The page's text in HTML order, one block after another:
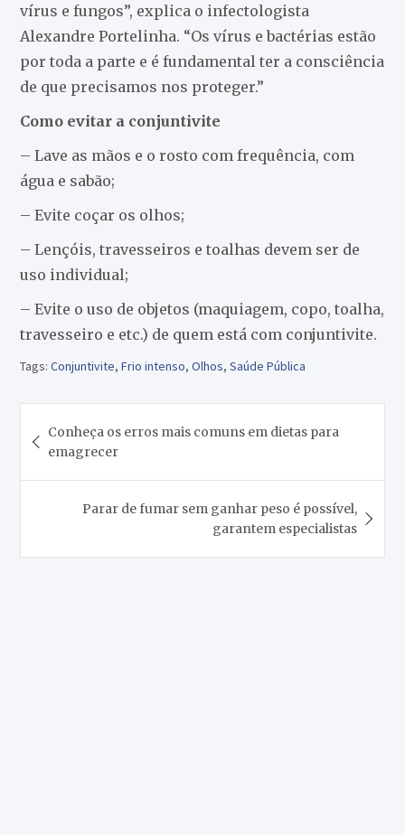
vírus e fungos”, explica o infectologista
Alexandre Portelinha. “Os vírus e bactérias estão
por toda a parte e é fundamental ter a consciência
de que precisamos nos proteger.”
Como evitar a conjuntivite
– Lave as mãos e o rosto com frequência, com
água e sabão;
– Evite coçar os olhos;
– Lençóis, travesseiros e toalhas devem ser de
uso individual;
– Evite o uso de objetos (maquiagem, copo, toalha,
travesseiro e etc.) de quem está com conjuntivite.
Tags: Conjuntivite, Frio intenso, Olhos, Saúde Pública
de
Post
Conheça os erros mais comuns em dietas para
emagrecer
Parar de fumar sem ganhar peso é possível,
garantem especialistas